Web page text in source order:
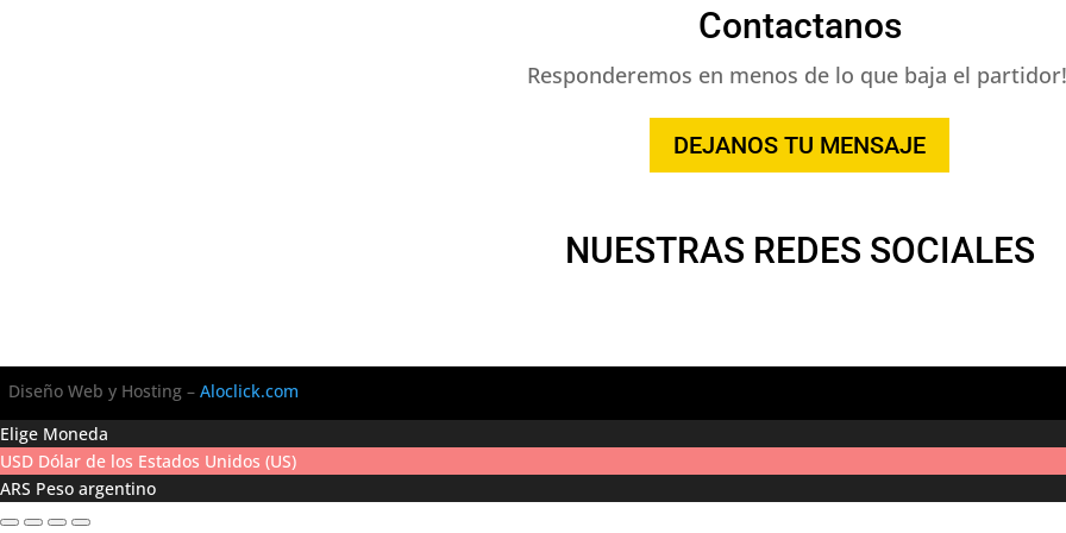
Contactanos
Responderemos en menos de lo que baja el
DEJANOS TU MENSAJE
NUESTRAS REDES SOCIALES
Diseño Web y Hosting – Aloclick.com
Elige Moneda
USD Dólar de los Estados Unidos (US)
ARS Peso argentino